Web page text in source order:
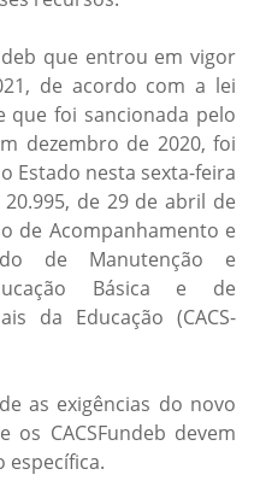
que entrou em vigor
de acordo com a lei
que foi sancionada pelo
dezembro de 2020, foi
Estado nesta sexta-feira
de 29 de abril de
de Acompanhamento e
de Manutenção e
Básica e de
da Educação (CACS-
as exigências do novo
CACSFundeb devem
específica.